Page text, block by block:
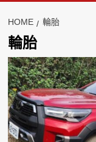
HOME 輪胎
輪胎